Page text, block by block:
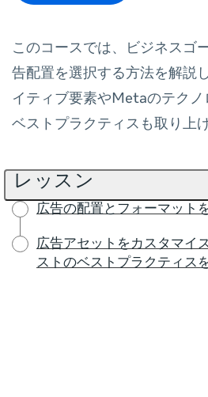
このコースでは、ビジネスゴ
告配置を選択する方法を解説
イティブ要素やMetaのテクノ
ベストプラクティスも取り上
レッスン
広告の配置とフォーマット
広告アセットをカスタマイ
ストのベストプラクティス